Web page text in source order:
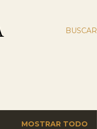
BUSCAR
MOSTRAR TODO